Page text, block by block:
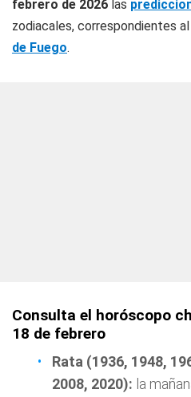
febrero de 2026 las
zodiacales, correspondientes
de Fuego.
Consulta el horóscopo
18 de febrero
Rata (1936, 1948,
2008, 2020): la